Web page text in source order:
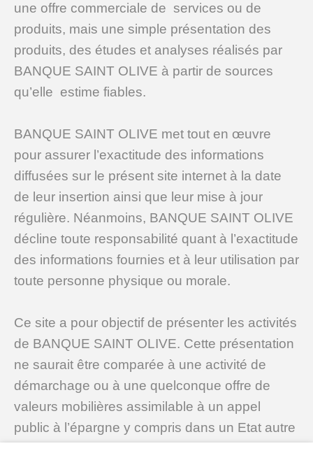
une offre commerciale de services ou de
produits, mais une simple présentation des
produits, des études et analyses réalisés par
BANQUE SAINT OLIVE à partir de sources
qu’elle estime fiables.
BANQUE SAINT OLIVE met tout en œuvre
pour assurer l’exactitude des informations
diffusées sur le présent site internet à la date
de leur insertion ainsi que leur mise à jour
régulière. Néanmoins, BANQUE SAINT OLIVE
décline toute responsabilité quant à l’exactitude
des informations fournies et à leur utilisation par
toute personne physique ou morale.
Ce site a pour objectif de présenter les activités
de BANQUE SAINT OLIVE. Cette présentation
ne saurait être comparée à une activité de
démarchage ou à une quelconque offre de
valeurs mobilières assimilable à un appel
public à l’épargne y compris dans un Etat autre